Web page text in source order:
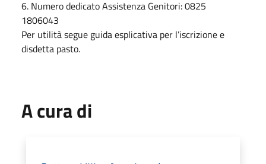
6. Numero dedicato Assistenza Genitori: 0825
1806043
Per utilità segue guida esplicativa per l’iscrizione e
disdetta pasto.
A cura di